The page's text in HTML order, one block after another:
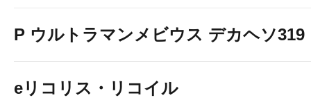
P ウルトラマンメビウス デカヘソ319
eリコリス・リコイル